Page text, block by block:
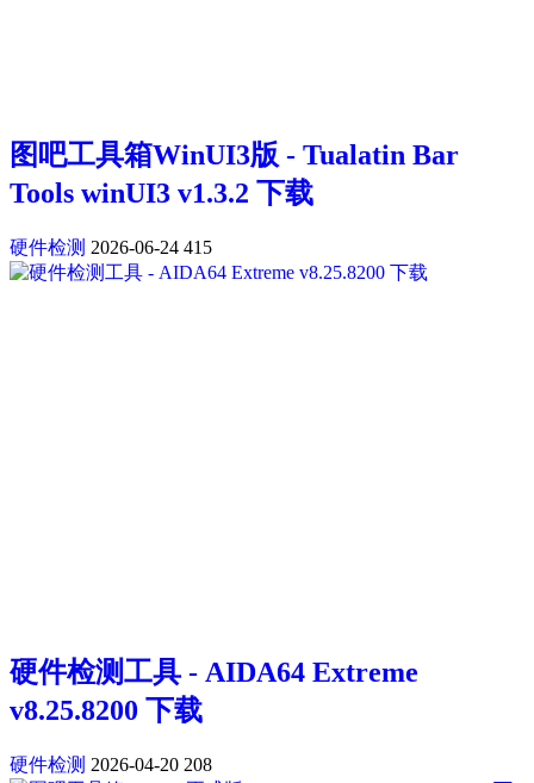
图吧工具箱WinUI3版 - Tualatin Bar
Tools winUI3 v1.3.2 下载
硬件检测 2026-06-24 415
硬件检测工具 - AIDA64 Extreme
v8.25.8200 下载
硬件检测 2026-04-20 208